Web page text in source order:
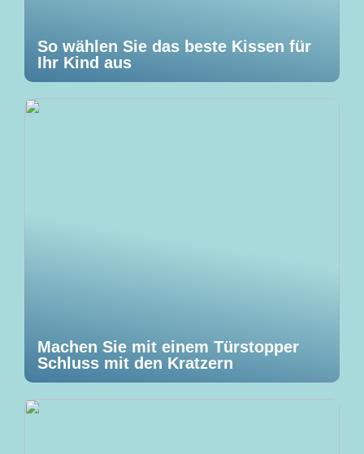
So wählen Sie das beste Kissen für
Ihr Kind aus
Machen Sie mit einem Türstopper
Schluss mit den Kratzern